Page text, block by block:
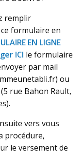
remplir
formulaire en
EN LIGNE
ICI le formulaire
par mail
ou
rue Bahon Rault,
vers vous
procédure,
le versement de